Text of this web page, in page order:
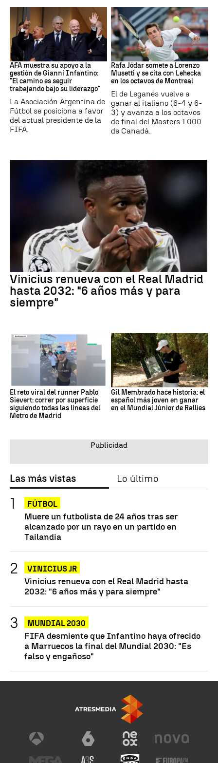
FIFA
AFA muestra su apoyo a la
gestión de Gianni Infantino:
"El camino es seguir
trabajando bajo su liderazgo"
La Asociación Argentina de
Fútbol se posiciona a favor
del actual presidente de la
FIFA.
Tenis
Rafa Jódar somete a Lorenzo
Musetti y se cita con Lehecka
en los octavos de Montreal
El de Leganés vuelve a
ganar al italiano (6-4 y 6-
3) y avanza a los octavos
de final del Masters 1.000
de Canadá.
Vinicius renueva con el Real Madrid
hasta 2032: "6 años más y para
siempre"
El reto viral del runner Pablo
Sievert: correr por superficie
siguiendo todas las líneas del
Metro de Madrid
Gil Membrado hace historia: el
español más joven en ganar
en el Mundial Júnior de Rallies
Las más vistas Lo último
FÚTBOL
Muere un futbolista de 24 años tras ser
alcanzado por un rayo en un partido en
Tailandia
VINICIUS JR
Vinicius renueva con el Real Madrid hasta
2032: "6 años más y para siempre"
MUNDIAL 2030
FIFA desmiente que Infantino haya ofrecido
a Marruecos la final del Mundial 2030: "Es
falso y engañoso"